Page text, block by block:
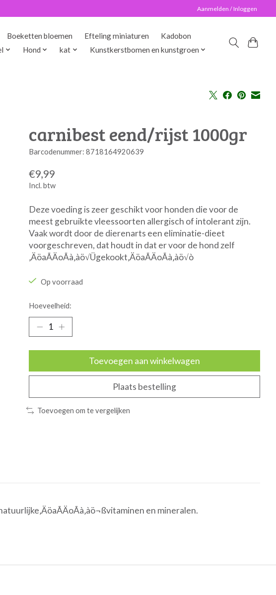
Aanmelden / Inloggen
Boeketten bloemen Efteling miniaturen
Kadobon
Hond kat Kunstkerstbomen en kunstgroen
carnibest eend/rijst 1000gr
Barcodenummer: 8718164920639
€9,99
Incl. btw
Deze voeding is zeer geschikt voor honden die voor de
meest gebruikte vleessoorten allergisch of intolerant zijn.
Vaak wordt door de dierenarts een eliminatie-dieet
voorgeschreven, dat houdt in dat er voor de hond zelf
‚ÄöaÃÄoÃà‚àö√Ügekookt‚ÄöaÃÄoÃà‚àö√ò
Op voorraad
Hoeveelheid:
Toevoegen aan winkelwagen
Plaats bestelling
Toevoegen om te vergelijken
en mineralen.